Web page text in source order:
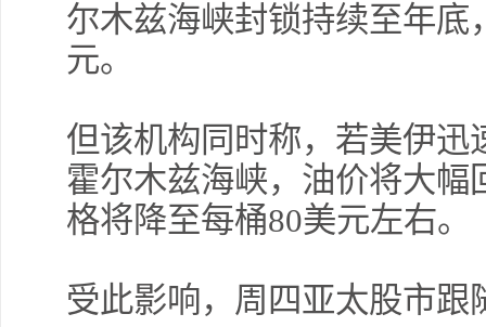
尔木兹海峡封锁持续至年底
元。
但该机构同时称，若美伊
霍尔木兹海峡，油价将大幅
格将降至每桶80美元左右。
受此影响，周四亚太股市跟